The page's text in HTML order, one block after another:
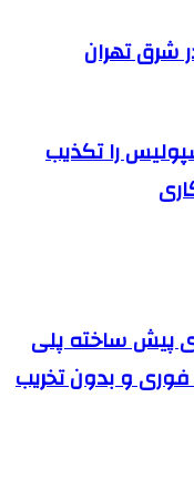
شرق تهران
را تکذیب
پیش ساخته پلی
و بدون تخریب